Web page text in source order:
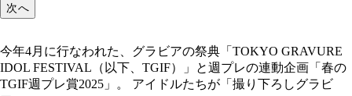
次へ
今年4月に行なわれた、グラビアの祭典「TOKYO GRAVURE
IDOL FESTIVAL（以下、TGIF）」と週プレの連動企画「春の
TGIF週プレ賞2025」。 アイドルたちが「撮り下ろしグラビ